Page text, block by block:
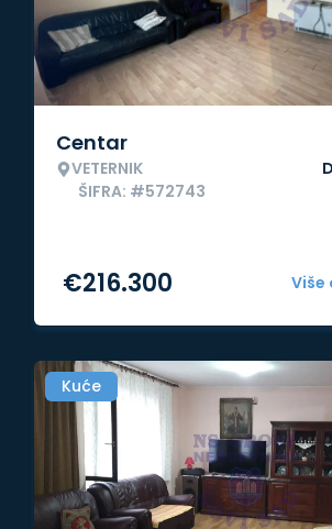
Centar
VETERNIK
ŠIFRA: #572743
Više
€216.300
Kuće